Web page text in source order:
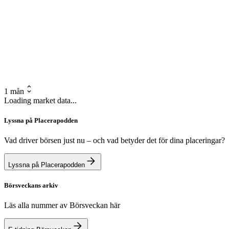
1 mån
Loading market data...
Lyssna på Placerapodden
Vad driver börsen just nu – och vad betyder det för dina placeringar?
Lyssna på Placerapodden
Börsveckans arkiv
Läs alla nummer av Börsveckan här